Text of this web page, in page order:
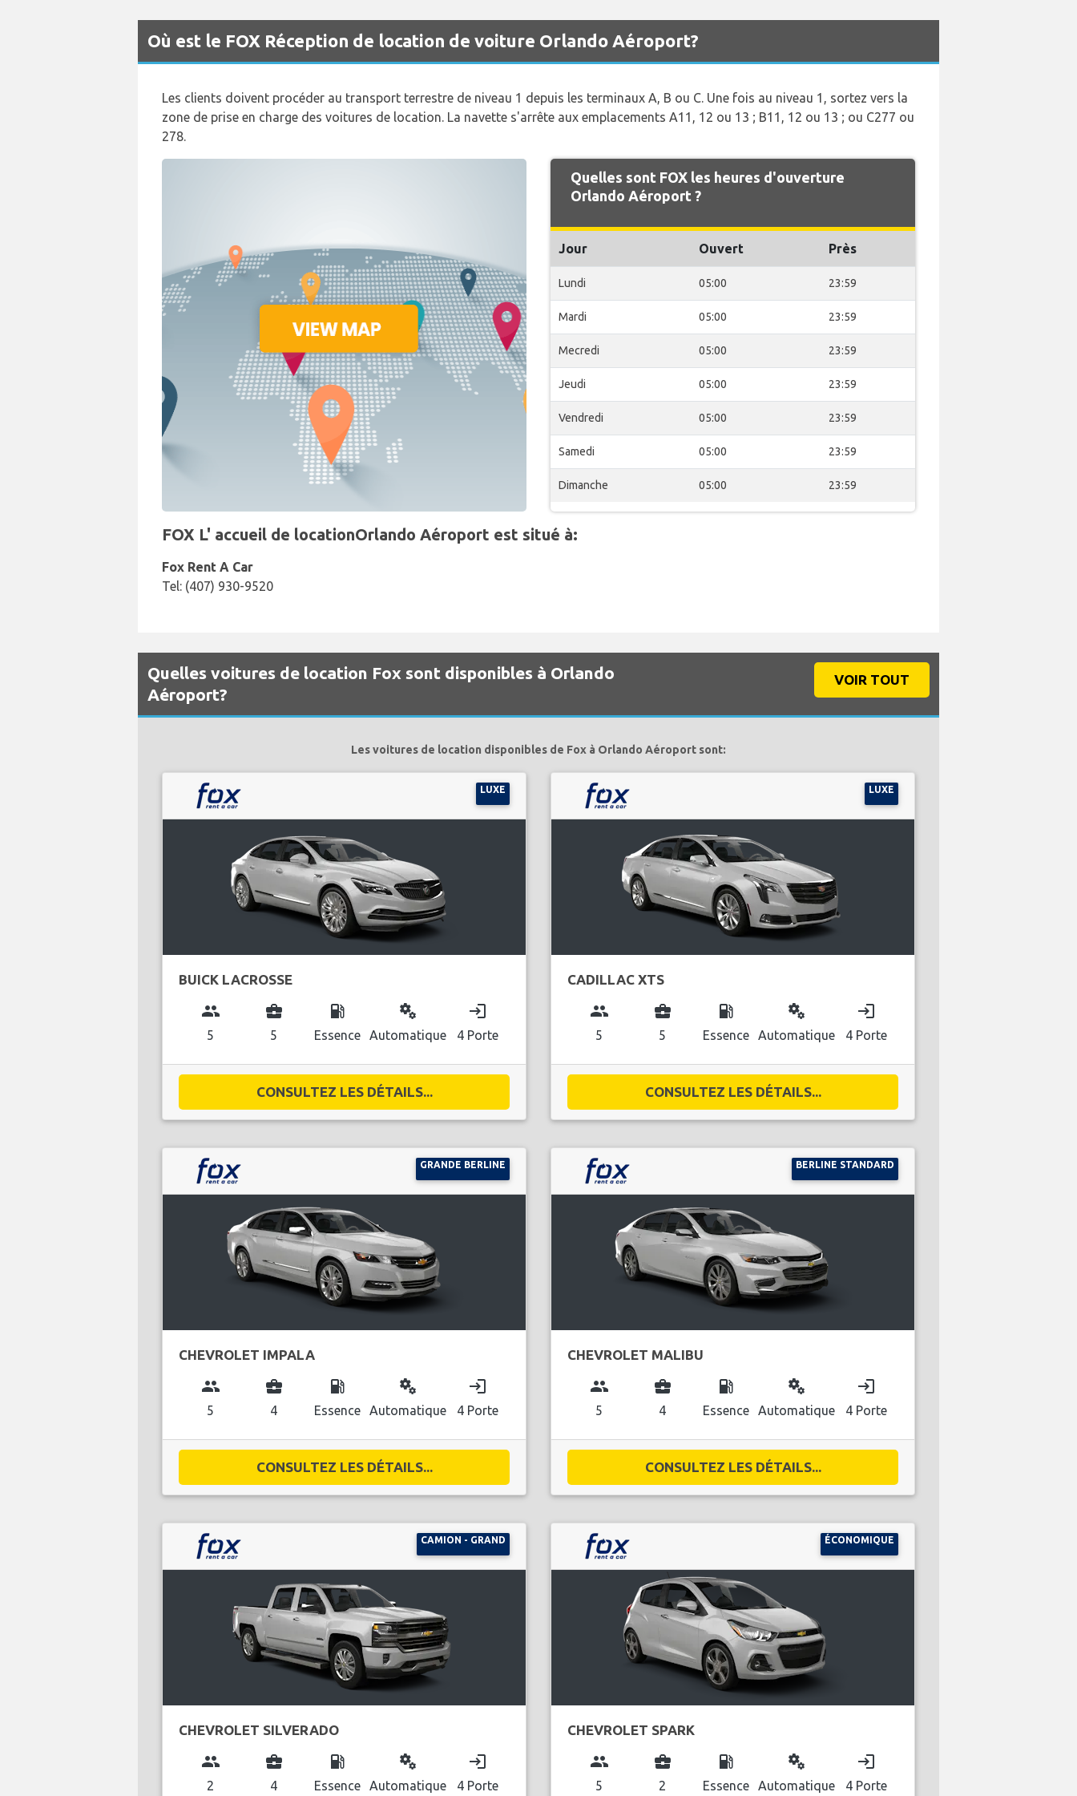
Où est le FOX Réception de location de voiture Orlando Aéroport?
Les clients doivent procéder au transport terrestre de niveau 1 depuis les terminaux A, B ou C. Une fois au niveau 1, sortez vers la
zone de prise en charge des voitures de location. La navette s'arrête aux emplacements A11, 12 ou 13 ; B11, 12 ou 13 ; ou C277 ou
278.
Quelles sont FOX les heures d'ouverture
Orlando Aéroport ?
Jour Ouvert Près
Lundi 05:00 23:59
Mardi 05:00 23:59
Mecredi 05:00 23:59
Jeudi 05:00 23:59
Vendredi 05:00 23:59
Samedi 05:00 23:59
Dimanche 05:00 23:59
FOX L' accueil de locationOrlando Aéroport est situé à:
Fox Rent A Car
Tel: (407) 930-9520
Quelles voitures de location Fox sont disponibles à Orlando
Aéroport?
VOIR TOUT
Les voitures de location disponibles de Fox à Orlando Aéroport sont:
LUXE
BUICK LACROSSE
group
5
business_center
5
local_gas_station
Essence
miscellaneous_services
Automatique
login
4 Porte
CONSULTEZ LES DÉTAILS...
LUXE
CADILLAC XTS
group
5
business_center
5
local_gas_station
Essence
miscellaneous_services
Automatique
login
4 Porte
CONSULTEZ LES DÉTAILS...
GRANDE BERLINE
CHEVROLET IMPALA
group
5
business_center
4
local_gas_station
Essence
miscellaneous_services
Automatique
login
4 Porte
CONSULTEZ LES DÉTAILS...
BERLINE STANDARD
CHEVROLET MALIBU
group
5
business_center
4
local_gas_station
Essence
miscellaneous_services
Automatique
login
4 Porte
CONSULTEZ LES DÉTAILS...
CAMION - GRAND
CHEVROLET SILVERADO
group
2
business_center
4
local_gas_station
Essence
miscellaneous_services
Automatique
login
4 Porte
ÉCONOMIQUE
CHEVROLET SPARK
group
5
business_center
2
local_gas_station
Essence
miscellaneous_services
Automatique
login
4 Porte